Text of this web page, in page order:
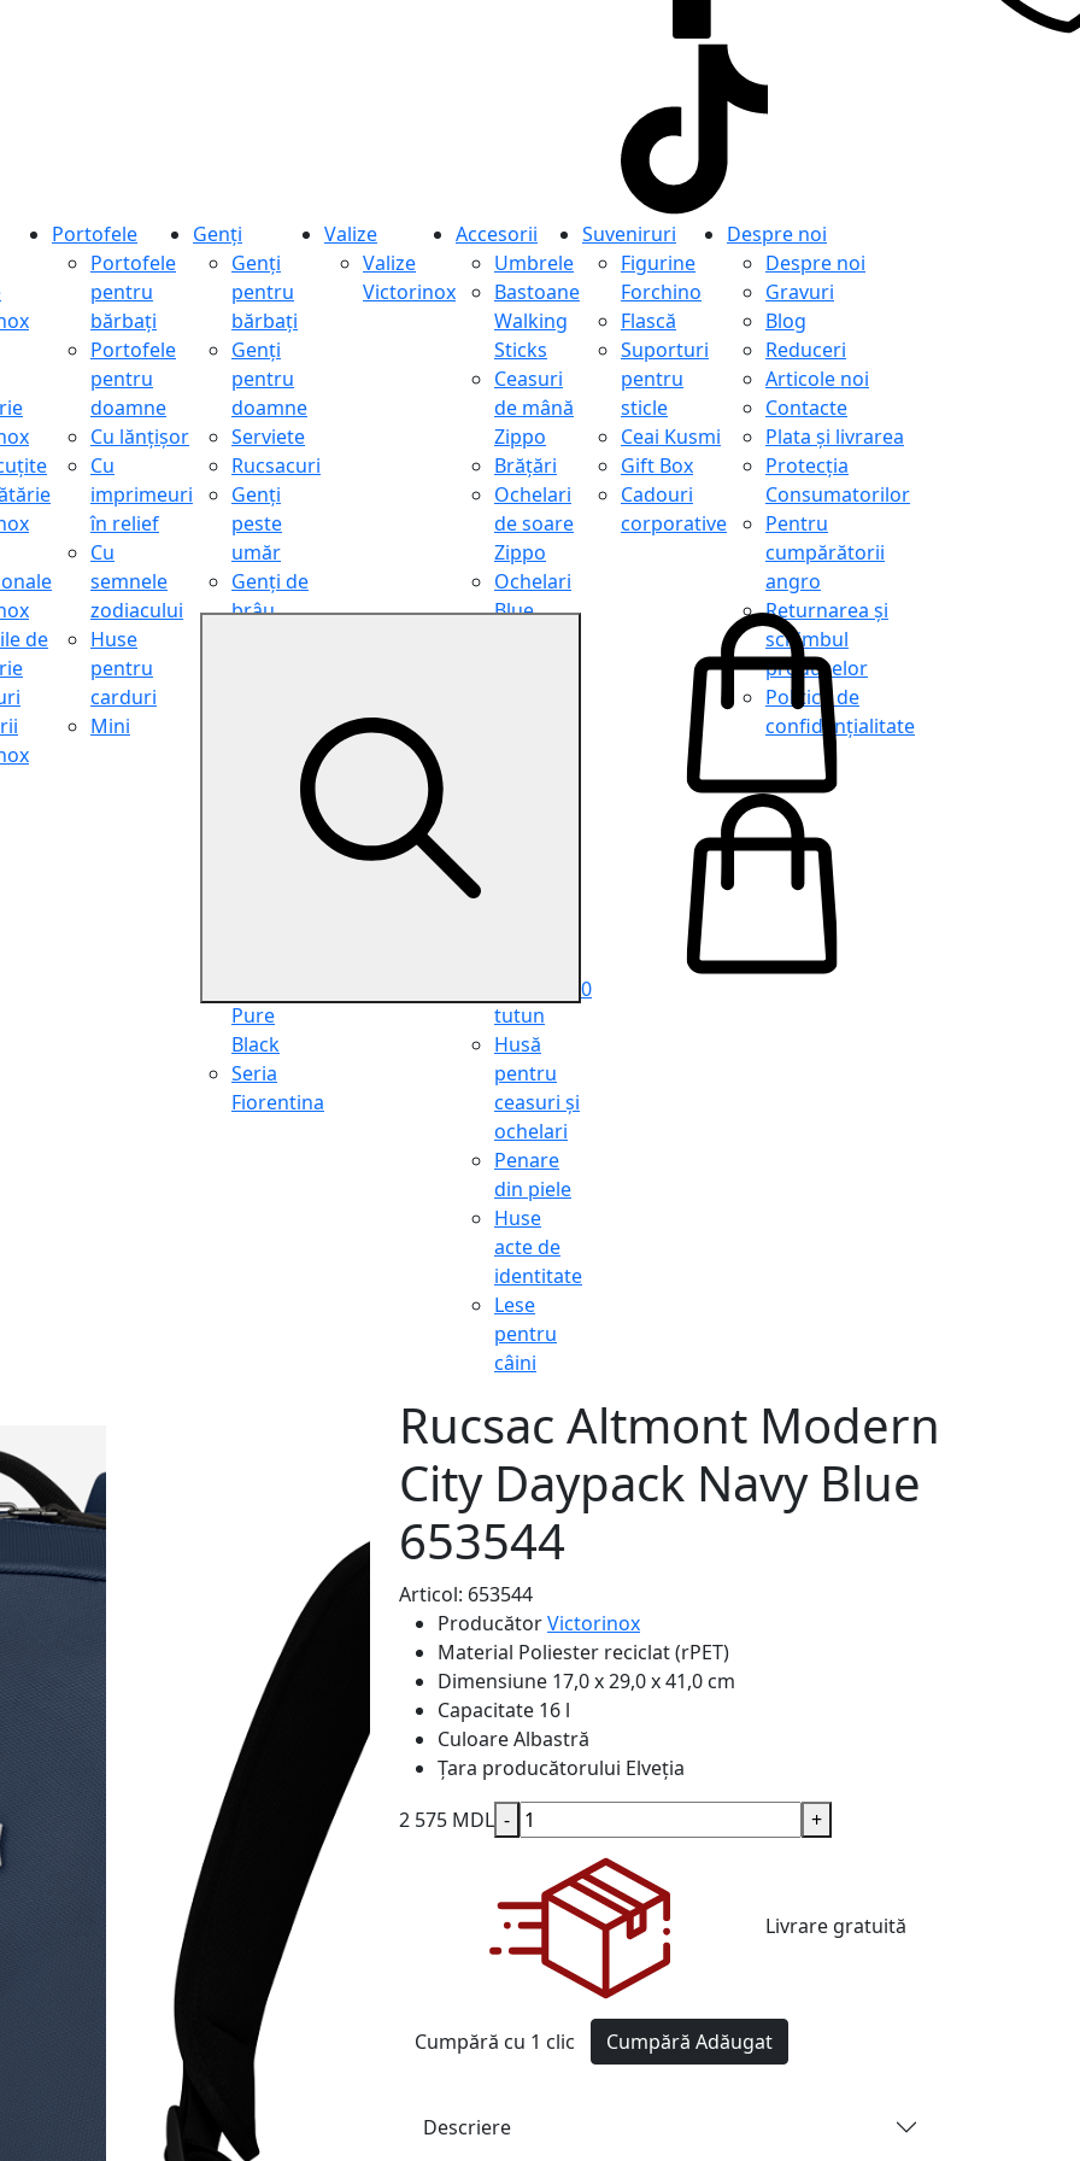
de
Portofele
Portofele
pentru
bărbați
Portofele
pentru
doamne
Cu lănțișor
Cu
imprimeuri
în relief
Cu
semnele
zodiacului
Huse
pentru
carduri
Mini
Genți
Genți
pentru
bărbați
Genți
pentru
doamne
Serviete
Rucsacuri
Genți
peste
umăr
Genți de
brâu
cosmetice
Pure
Black
Seria
Fiorentina
Valize
Valize
Victorinox
Accesorii
Umbrele
Bastoane
Walking
Sticks
Ceasuri
de mână
Zippo
Brățări
Ochelari
de soare
Zippo
Ochelari
Blue
tutun
Husă
pentru
ceasuri și
ochelari
Penare
din piele
Huse
acte de
identitate
Lese
pentru
câini
Suveniruri
Figurine
Forchino
Flască
Suporturi
pentru
sticle
Ceai Kusmi
Gift Box
Cadouri
corporative
Despre noi
Despre noi
Gravuri
Blog
Reduceri
Articole noi
Contacte
Plata și livrarea
Protecţia
Consumatorilor
Pentru
cumpărătorii
angro
Returnarea și
schimbul
produselor
Politica de
confidențialitate
0
Rucsac Altmont Modern
City Daypack Navy Blue
653544
Articol: 653544
ProducătorVictorinox
Material Poliester reciclat (rPET)
Dimensiune 17,0 x 29,0 x 41,0 cm
Capacitate 16 l
CuloareAlbastră
Țara producătorului Elveția
2 575 MDL - +
Livrare gratuită
Cumpără cu 1 clic Cumpără Adăugat
Descriere